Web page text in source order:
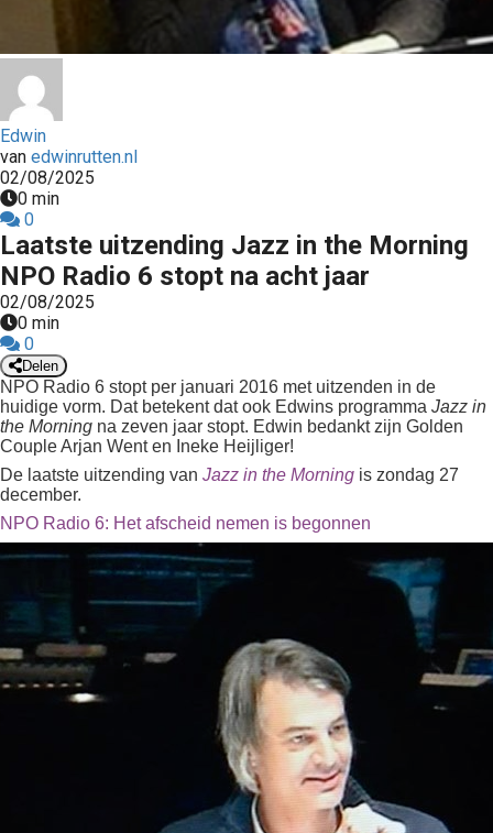
Edwin
van edwinrutten.nl
02/08/2025
0 min
0
Laatste uitzending Jazz in the Morning
NPO Radio 6 stopt na acht jaar
02/08/2025
0 min
0
Delen
NPO Radio 6 stopt per januari 2016 met uitzenden in de
huidige vorm. Dat betekent dat ook Edwins programma Jazz in
the Morning na zeven jaar stopt. Edwin bedankt zijn Golden
Couple Arjan Went en Ineke Heijliger!
De laatste uitzending van Jazz in the Morning is zondag 27
december.
NPO Radio 6: Het afscheid nemen is begonnen